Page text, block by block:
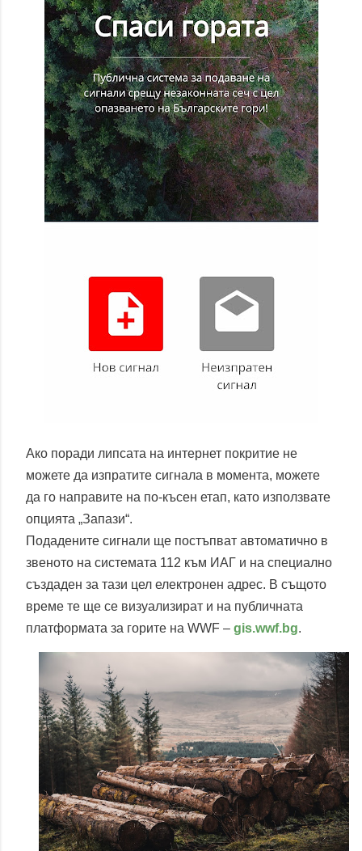
Ако поради липсата на интернет покритие не
можете да изпратите сигнала в момента, можете
да го направите на по-късен етап, като използвате
опцията „Запази“.
Подадените сигнали ще постъпват автоматично в
звеното на системата 112 към ИАГ и на специално
създаден за тази цел електронен адрес. В същото
време те ще се визуализират и на публичната
платформата за горите на WWF – gis.wwf.bg.